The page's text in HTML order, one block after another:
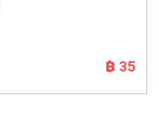
฿ 35